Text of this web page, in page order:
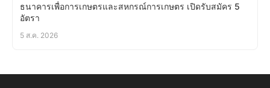
ธนาคารเพื่อการเกษตรและสหกรณ์การเกษตร เปิดรับสมัคร 5
อัตรา
5 ส.ค. 2026